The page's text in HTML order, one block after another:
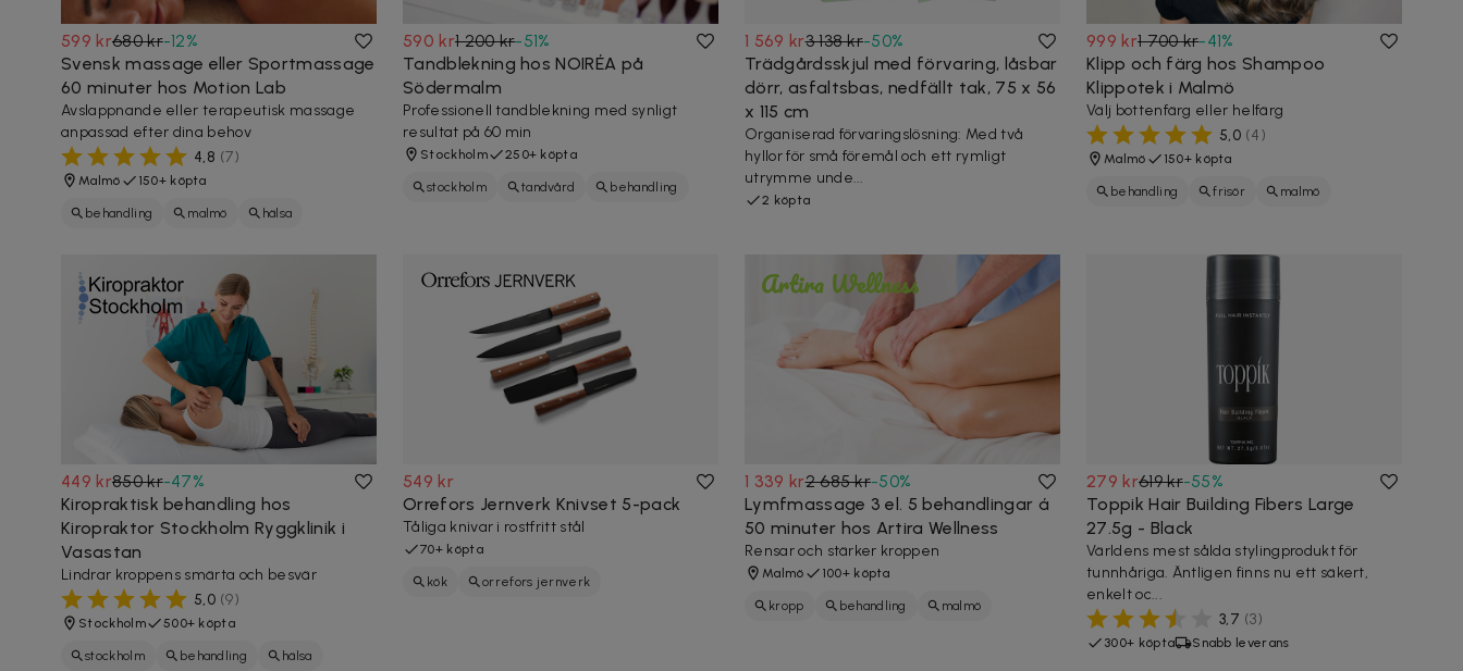
599 kr680 kr-12%
Svensk massage eller Sportmassage
60 minuter hos Motion Lab
Avslappnande eller terapeutisk massage
anpassad efter dina behov
4,8 (7)
Malmö 150+ köpta
behandling malmö hälsa
590 kr1 200 kr-51%
Tandblekning hos NOIRÉA på
Södermalm
Professionell tandblekning med synligt
resultat på 60 min
Stockholm 250+ köpta
stockholm tandvård behandling
1 569 kr3 138 kr-50%
Trädgårdsskjul med förvaring, låsbar
dörr, asfaltsbas, nedfällt tak, 75 x 56
x 115 cm
Organiserad förvaringslösning: Med två
hyllor för små föremål och ett rymligt
utrymme unde...
2 köpta
999 kr1 700 kr-41%
Klipp och färg hos Shampoo
Klippotek i Malmö
Välj bottenfärg eller helfärg
5,0 (4)
Malmö 150+ köpta
behandling frisör
malmö
449 kr850 kr-47%
Kiropraktisk behandling hos
Kiropraktor Stockholm Ryggklinik i
Vasastan
Lindrar kroppens smärta och besvär
5,0 (9)
Stockholm 500+ köpta
stockholm behandling
hälsa
549 kr
Orrefors Jernverk Knivset 5-pack
Tåliga knivar i rostfritt stål
70+ köpta
kök orrefors jernverk
1 339 kr2 685 kr-50%
Lymfmassage 3 el. 5 behandlingar á
50 minuter hos Artira Wellness
Rensar och stärker kroppen
Malmö 100+ köpta
kropp behandling
malmö
279 kr619 kr-55%
Toppik Hair Building Fibers Large
27.5g - Black
Världens mest sålda stylingprodukt för
tunnhåriga. Äntligen finns nu ett säkert,
enkelt oc...
3,7 (3)
300+ köpta Snabb leverans